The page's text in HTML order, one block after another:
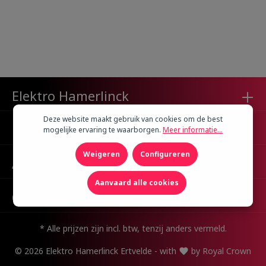
Elektro Hamerlinck
Klantenservice
Algemene Info
Openingsuren
© 2026 Elektro Hamerlinck Ertvelde - with by Royal Crown
* Alle prijzen zijn incl. btw, tenzij anders vermeld.
Deze website maakt gebruik van cookies om de best
mogelijke ervaring te waarborgen. Meer informatie...
Weigeren Configureren
Aanvaard alle cookies